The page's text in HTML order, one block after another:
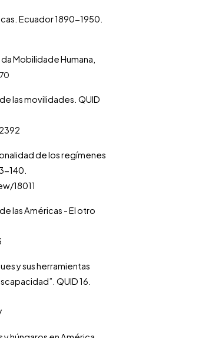
Ecuador 1890-1950.
Mobilidade Humana,
las movilidades. QUID
de los regímenes
140.
18011
las Américas - El otro
y sus herramientas
QUID 16.